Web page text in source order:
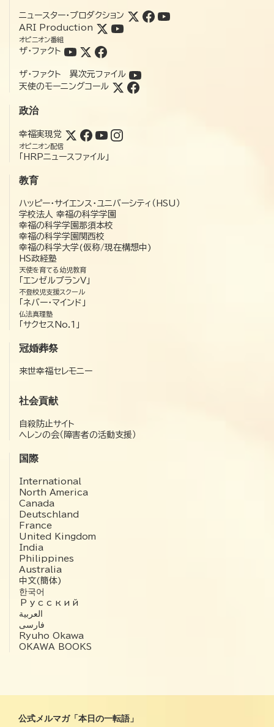
ニュースター・プロダクション
ARI Production
オピニオン番組
ザ・ファクト
ザ・ファクト 異次元ファイル
天使のモーニングコール
政治
幸福実現党
オピニオン配信
「HRPニュースファイル」
教育
ハッピー・サイエンス・ユニバーシティ（HSU）
学校法人 幸福の科学学園
幸福の科学学園那須本校
幸福の科学学園関西校
幸福の科学大学(仮称/現在構想中)
HS政経塾
天使を育てる幼児教育
「エンゼルプランV」
不登校児支援スクール
「ネバー・マインド」
仏法真理塾
「サクセスNo.1」
冠婚葬祭
来世幸福セレモニー
社会貢献
自殺防止サイト
ヘレンの会（障害者の活動支援）
国際
International
North America
Canada
Deutschland
France
United Kingdom
India
Philippines
Australia
中文(簡体)
한국어
Русский
العربية‏
فارسی
Ryuho Okawa
OKAWA BOOKS
公式メルマガ「本日の一転語」